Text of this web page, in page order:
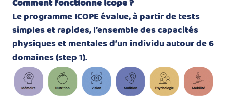
Comment fonctionne Icope ?
Le programme ICOPE évalue, à partir de tests
simples et rapides, l’ensemble des capacités
physiques et mentales d’un individu autour de 6
domaines (step 1).